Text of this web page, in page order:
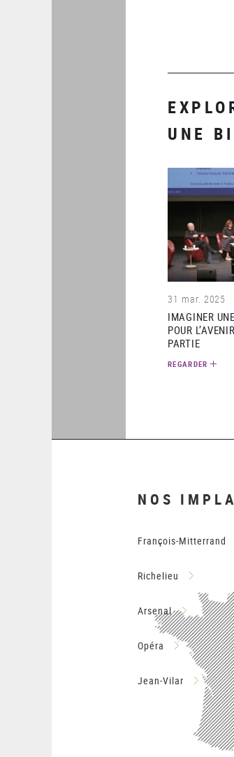
UNE
31 mar. 2025
IMAGINER
POUR
PARTIE
REGARDER
NOS
François-Mitterrand
Richelieu
Arsenal
Opéra
Jean-Vilar